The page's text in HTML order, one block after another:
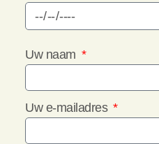
Uw naam
Uw e-mailadres